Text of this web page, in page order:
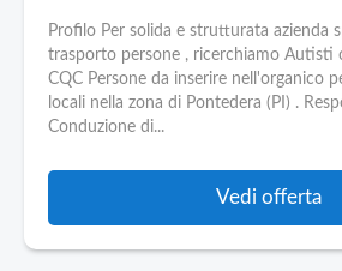
Profilo Per solida e strutturata azienda
trasporto persone , ricerchiamo Autisti
CQC Persone da inserire nell'organico
locali nella zona di Pontedera (PI) .
Conduzione di...
Vedi offerta